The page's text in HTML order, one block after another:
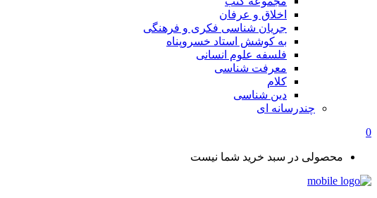
اخلاق و عرفان
جریان شناسی فکری و فرهنگی
به کوشش استاد خسروپناه
فلسفه علوم انسانی
معرفت شناسی
کلام
دین شناسی
چندرسانه ای
0
محصولی در سبد خرید شما نیست